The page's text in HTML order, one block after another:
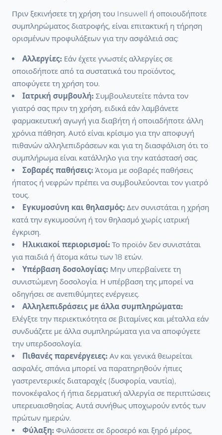
Πριν ξεκινήσετε τη χρήση του Insuwell ή οποιουδήποτε
συμπληρώματος διατροφής, είναι επιτακτική η τήρηση
ορισμένων προφυλάξεων για την ασφάλειά σας:
Αλλεργίες: Εάν έχετε γνωστές αλλεργίες σε
οποιοδήποτε από τα συστατικά του προϊόντος,
αποφύγετε τη χρήση του.
Ιατρική συμβουλή: Συμβουλευτείτε πάντα τον
γιατρό σας πριν τη χρήση, ειδικά εάν λαμβάνετε
φαρμακευτική αγωγή για διαβήτη ή οποιαδήποτε άλλη
χρόνια πάθηση. Αυτό είναι κρίσιμο για την αποφυγή
πιθανών αλληλεπιδράσεων και για τη διασφάλιση ότι το
συμπλήρωμα είναι κατάλληλο για την κατάστασή σας.
Σοβαρές παθήσεις: Άτομα με σοβαρές παθήσεις
ήπατος ή νεφρών πρέπει να συμβουλεύονται τον γιατρό
τους.
Εγκυμοσύνη και θηλασμός: Δεν συνιστάται η χρήση
κατά την εγκυμοσύνη ή τον θηλασμό χωρίς ιατρική
έγκριση.
Ηλικιακοί περιορισμοί: Το προϊόν δεν συνιστάται
για παιδιά ή άτομα κάτω των 18 ετών.
Υπέρβαση δοσολογίας: Μην υπερβαίνετε τη
συνιστώμενη δοσολογία. Η υπέρβαση της μπορεί να
οδηγήσει σε ανεπιθύμητες ενέργειες.
Αλληλεπιδράσεις με άλλα συμπληρώματα:
Ελέγξτε την περιεκτικότητα σε βιταμίνες και μέταλλα εάν
συνδυάζετε με άλλα συμπληρώματα για να αποφύγετε
την υπερδοσολογία.
Πιθανές παρενέργειες: Αν και γενικά θεωρείται
ασφαλές, σπάνια μπορεί να παρατηρηθούν ήπιες
γαστρεντερικές διαταραχές (δυσφορία, ναυτία),
πονοκέφαλος ή ήπια δερματική αλλεργία σε περιπτώσεις
υπερευαισθησίας. Αυτά συνήθως υποχωρούν εντός των
πρώτων ημερών.
Φύλαξη: Φυλάσσετε σε δροσερό και ξηρό μέρος,